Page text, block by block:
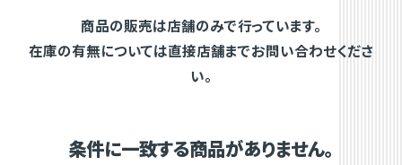
商品の販売は店舗のみで行っています。
在庫の有無については直接店舗までお問い合わせくださ
い。
条件に一致する商品がありません。